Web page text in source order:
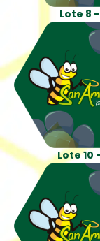
Lote 8 -
Lote 10